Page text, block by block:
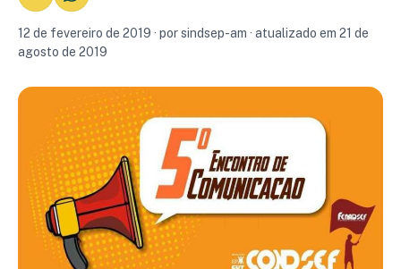
12 de fevereiro de 2019 · por sindsep-am · atualizado em 21 de
agosto de 2019